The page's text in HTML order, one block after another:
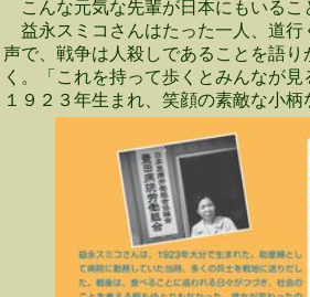
こんな元気な先輩が日本にもいるこ
益永スミコさんはたった一人、道行
声で、戦争は人殺しであることを語
く。「これを持って歩くとみんなが
１９２３年生まれ、笑顔の素敵な小